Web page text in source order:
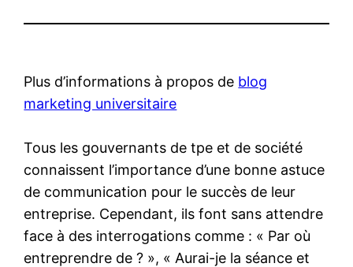
Plus d’informations à propos de blog
marketing universitaire
Tous les gouvernants de tpe et de société
connaissent l’importance d’une bonne astuce
de communication pour le succès de leur
entreprise. Cependant, ils font sans attendre
face à des interrogations comme : « Par où
entreprendre de ? », « Aurai-je la séance et